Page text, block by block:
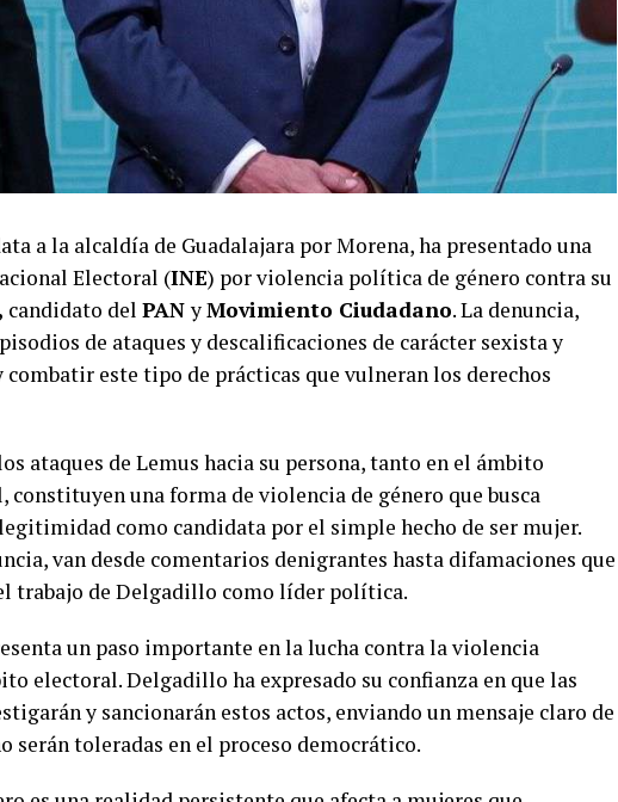
a la alcaldía de Guadalajara por Morena, ha presentado una
Electoral (INE) por violencia política de género contra su
candidato del PANyMovimiento Ciudadano. La denuncia,
de ataques y descalificaciones de carácter sexista y
este tipo de prácticas que vulneran los derechos
ataques de Lemus hacia su persona, tanto en el ámbito
una forma de violencia de género que busca
como candidata por el simple hecho de ser mujer.
van desde comentarios denigrantes hasta difamaciones que
trabajo de Delgadillo como líder política.
un paso importante en la lucha contra la violencia
electoral. Delgadillo ha expresado su confianza en que las
y sancionarán estos actos, enviando un mensaje claro de
serán toleradas en el proceso democrático.